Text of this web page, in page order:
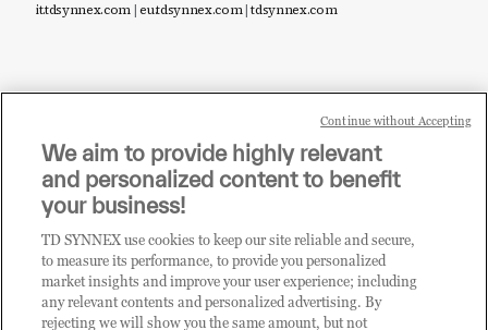
it.tdsynnex.com|eu.tdsynnex.com|tdsynnex.com
Sei un rivenditore di tecnologia e desideri acquistare
i prodotti o le soluzioni trattate sul blog?
CLICCA QUI E DIVENTA
CLIENTE TD SYNNEX
We aim to provide highly relevant
and personalized content to benefit
your business!
TD SYNNEX use cookies to keep our site reliable and secure,
to measure its performance, to provide you personalized
market insights and improve your user experience; including
any relevant contents and personalized advertising. By
rejecting we will show you the same amount, but not
Continue without Accepting